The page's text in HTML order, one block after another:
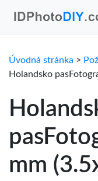
Úvodná stránka >
Holandsko
mm